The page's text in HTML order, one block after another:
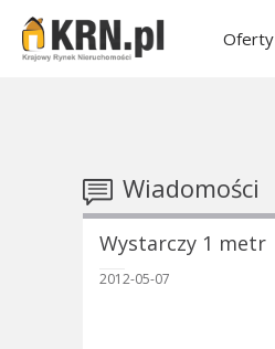
Oferty
Wiadomości
Wystarczy 1 metr
2012-05-07